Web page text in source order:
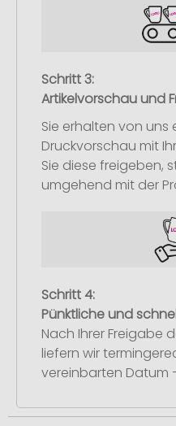
Schritt 3:
Artikelvorschau und
Sie erhalten von uns
Druckvorschau mit
Sie diese freigeben,
umgehend mit der
Schritt 4:
Pünktliche und
Nach Ihrer Freigabe
liefern wir
vereinbarten Datum